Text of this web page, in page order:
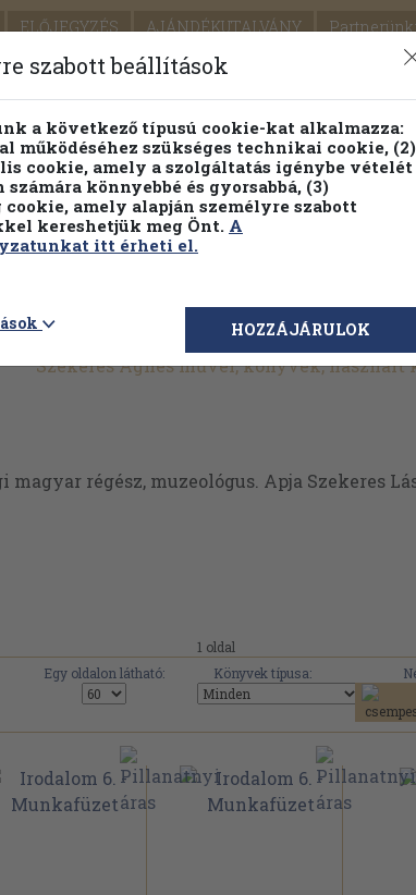
ELŐJEGYZÉS AJÁNDÉKUTALVÁNY
SEGÍTSÉG
ÁRAINK FENNTARTHATÓ
Részletes kereső Témaköri fa
Szekeres Ágnes művei, könyvek, használt
magyar régész, muzeológus. Apja Szekeres
1 oldal
Egy oldalon látható: Könyvek típusa:
szabott beállítások
a következő típusú cookie-kat alkalmazza:
működéséhez szükséges technikai cookie, (2)
cookie, amely a szolgáltatás igénybe vételét
számára könnyebbé és gyorsabbá, (3)
amely alapján személyre szabott
kereshetjük meg Önt. A
itt érheti el.
HOZZÁJÁRULOK